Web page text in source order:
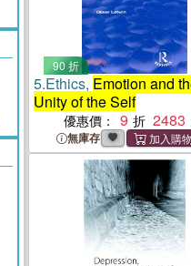
90 折
5.Ethics, Emotion and
Unity of the Self
優惠價： 9 2483
無庫存